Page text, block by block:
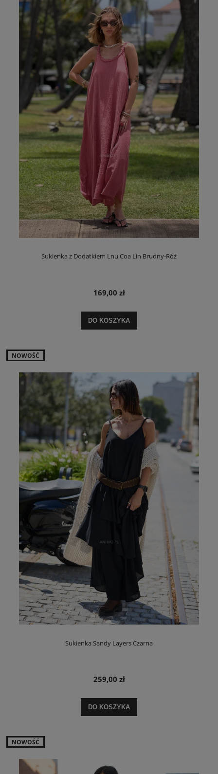
Sukienka z Dodatkiem Lnu Coa Lin Brudny-Róż
169,00 zł
DO KOSZYKA
Sukienka Sandy Layers Czarna
259,00 zł
DO KOSZYKA
NOWOŚĆ
NOWOŚĆ